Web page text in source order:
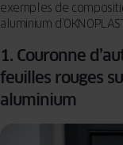
exemples de
aluminium
1. Couronne
feuilles rouges
aluminium